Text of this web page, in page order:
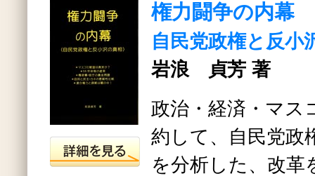
権力闘争の内幕
自民党政権と反小
岩浪 貞芳 著
政治・経済・マス
約して、自民党政
を分析した、改革